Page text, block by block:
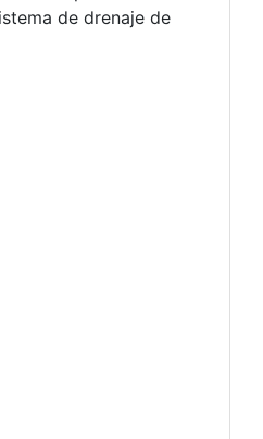
de drenaje de